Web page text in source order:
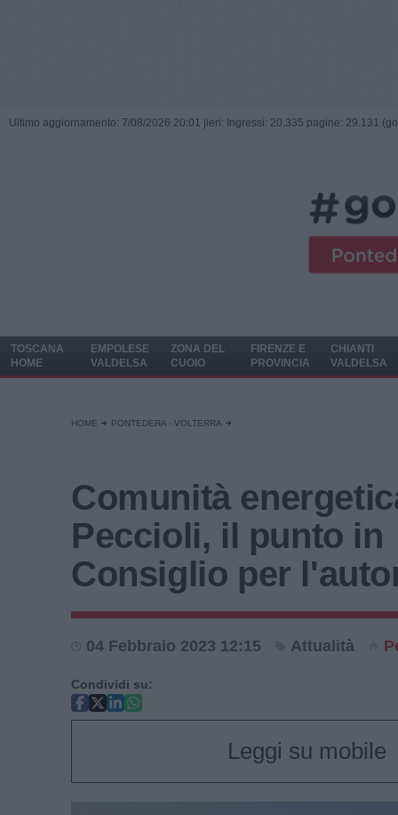
Ultimo aggiornamento: 7/08/2026 20:01 | ieri: Ingressi: 20.335 pagine: 29.131
TOSCANA
HOME
EMPOLESE
VALDELSA
ZONA DEL
CUOIO
FIRENZE E
PROVINCIA
CHIANTI
VALDELSA
HOME PONTEDERA - VOLTERRA
Comunità
Peccioli, il punto in
Consiglio per
04 Febbraio 2023 12:15 Attualità
Condividi su:
Leggi su mobile